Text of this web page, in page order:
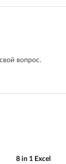
вопрос.
8 in 1 Excel